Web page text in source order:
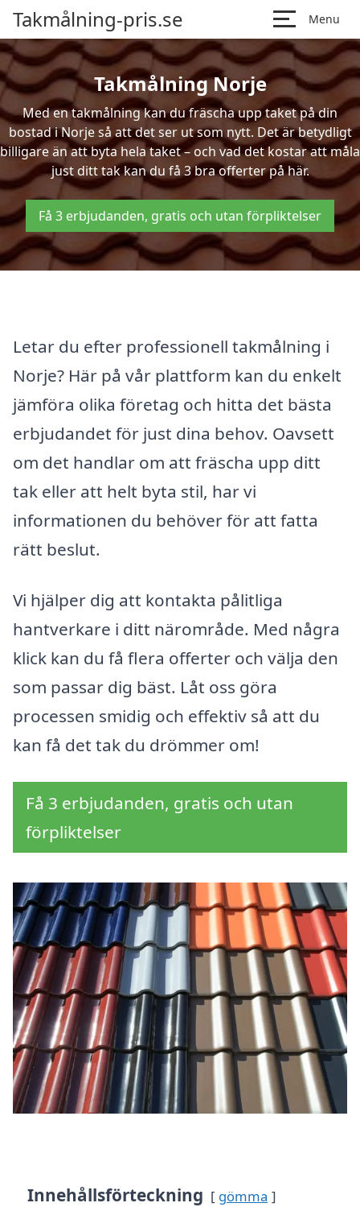
Takmålning-pris.se Menu
Takmålning Norje
Med en takmålning kan du fräscha upp taket på din
bostad i Norje så att det ser ut som nytt. Det är betydligt
billigare än att byta hela taket – och vad det kostar att måla
just ditt tak kan du få 3 bra offerter på här.
Få 3 erbjudanden, gratis och utan förpliktelser
Letar du efter professionell takmålning i
Norje? Här på vår plattform kan du enkelt
jämföra olika företag och hitta det bästa
erbjudandet för just dina behov. Oavsett
om det handlar om att fräscha upp ditt
tak eller att helt byta stil, har vi
informationen du behöver för att fatta
rätt beslut.
Vi hjälper dig att kontakta pålitliga
hantverkare i ditt närområde. Med några
klick kan du få flera offerter och välja den
som passar dig bäst. Låt oss göra
processen smidig och effektiv så att du
kan få det tak du drömmer om!
Få 3 erbjudanden, gratis och utan
förpliktelser
Innehållsförteckning gömma